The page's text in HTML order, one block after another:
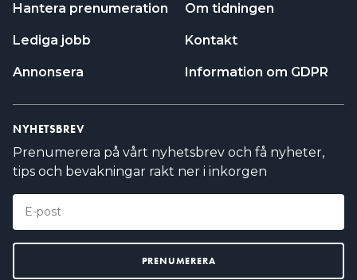
Hantera prenumeration
Lediga jobb
Annonsera
Om tidningen
Kontakt
Information om GDPR
NYHETSBREV
Prenumerera på vårt nyhetsbrev och få nyheter,
tips och bevakningar rakt ner i inkorgen